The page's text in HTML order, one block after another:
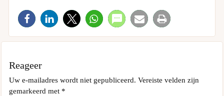
Reageer
Uw e-mailadres wordt niet gepubliceerd. Vereiste velden zijn
gemarkeerd met *